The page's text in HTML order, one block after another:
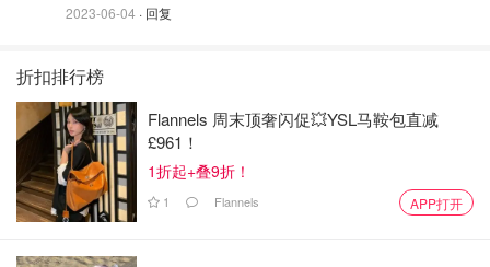
2023-06-04 · 回复
折扣排行榜
Flannels 周末顶奢闪促💥YSL马鞍包直减
£961！
1折起+叠9折！
1 Flannels APP打开